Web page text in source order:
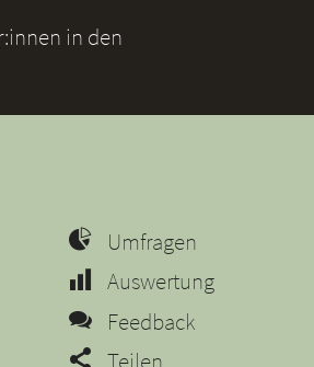
in den
Umfragen
Auswertung
Feedback
Teilen